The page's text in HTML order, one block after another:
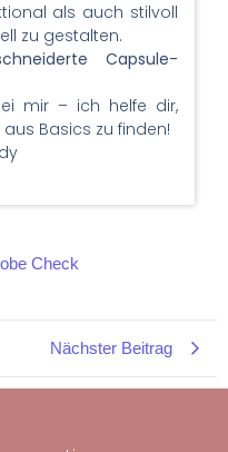
als auch stilvoll
zu gestalten.
Capsule-
mir – ich helfe dir,
Basics zu finden!
Check
Nächster Beitrag